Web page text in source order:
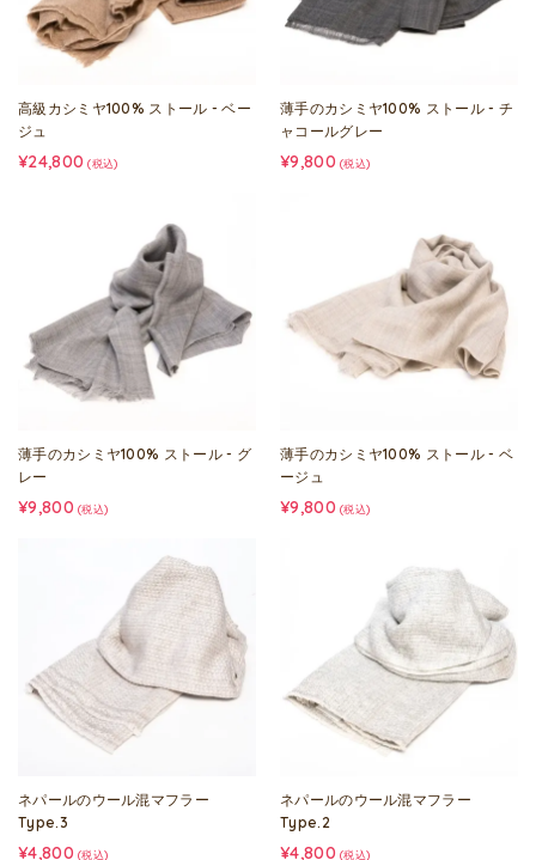
高級カシミヤ100% ストール - ベー
ジュ
¥24,800 (税込)
薄手のカシミヤ100% ストール - チ
ャコールグレー
¥9,800 (税込)
薄手のカシミヤ100% ストール - グ
レー
¥9,800 (税込)
薄手のカシミヤ100% ストール - ベ
ージュ
¥9,800 (税込)
ネパールのウール混マフラー
Type.3
¥4,800 (税込)
ネパールのウール混マフラー
Type.2
¥4,800 (税込)